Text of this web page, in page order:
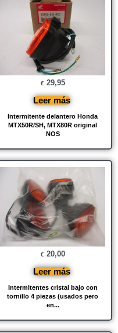
Intermitente delantero Honda
MTX50R/SH, MTX80R original
NOS
€ 29,95
Leer más
Intermitentes cristal bajo con
tornillo 4 piezas (usados ​​pero
en...
€ 20,00
Leer más